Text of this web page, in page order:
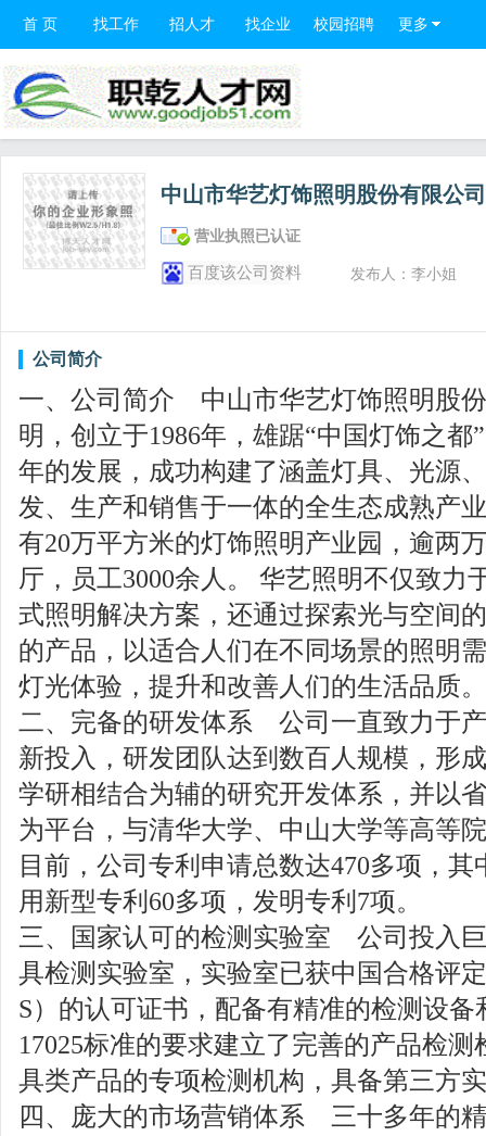
首 页 找工作 招人才 找企业 校园招聘 更多
中山市华艺灯饰照明股份有限公司
营业执照已认证
百度该公司资料 发布人：李小姐
公司简介
一、公司简介 中山市华艺灯饰照明股
明，创立于1986年，雄踞“中国灯饰之
年的发展，成功构建了涵盖灯具、光源
发、生产和销售于一体的全生态成熟产
有20万平方米的灯饰照明产业园，逾两
厅，员工3000余人。 华艺照明不仅致力
式照明解决方案，还通过探索光与空间
的产品，以适合人们在不同场景的照明
灯光体验，提升和改善人们的生活品
二、完备的研发体系 公司一直致力于
新投入，研发团队达到数百人规模，形
学研相结合为辅的研究开发体系，并以
为平台，与清华大学、中山大学等高等
目前，公司专利申请总数达470多项，
用新型专利60多项，发明专利7项。
三、国家认可的检测实验室 公司投入
具检测实验室，实验室已获中国合格评
S）的认可证书，配备有精准的检测设备
17025标准的要求建立了完善的产品检
具类产品的专项检测机构，具备第三方
四、庞大的市场营销体系 三十多年的